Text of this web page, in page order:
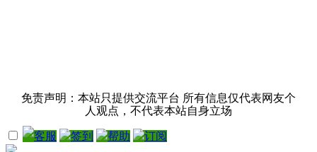
免责声明：本站只提供交流平台 所有信息仅代表网友个
人观点，不代表本站自身立场
客服 签到 帮助 订阅